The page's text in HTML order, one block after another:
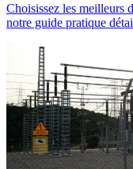
Choisissez les meilleurs
notre guide pratique